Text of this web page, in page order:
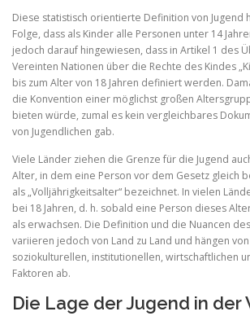
Diese statistisch orientierte Definition von Jugend
Folge, dass als Kinder alle Personen unter 14
jedoch darauf hingewiesen, dass in Artikel 1 des
Vereinten Nationen über die Rechte des Kindes
bis zum Alter von 18 Jahren definiert werden.
die Konvention einer möglichst großen
bieten würde, zumal es kein vergleichbares
von Jugendlichen gab.
Viele Länder ziehen die Grenze für die Jugend
Alter, in dem eine Person vor dem Gesetz gleich
als „Volljährigkeitsalter“ bezeichnet. In vielen
bei 18 Jahren, d. h. sobald eine Person dieses
als erwachsen. Die Definition und die Nuancen
variieren jedoch von Land zu Land und hängen
soziokulturellen, institutionellen, wirtschaftlichen
Faktoren ab.
Die Lage der Jugend in der